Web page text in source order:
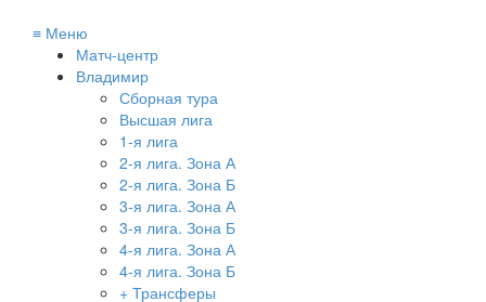
≡ Меню
Матч-центр
Владимир
Сборная тура
Высшая лига
1-я лига
2-я лига. Зона А
2-я лига. Зона Б
3-я лига. Зона А
3-я лига. Зона Б
4-я лига. Зона А
4-я лига. Зона Б
+ Трансферы